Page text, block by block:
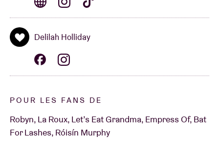
Delilah Holliday
POUR LES FANS DE
Robyn, La Roux, Let’s Eat Grandma, Empress Of, Bat
For Lashes, Róisín Murphy